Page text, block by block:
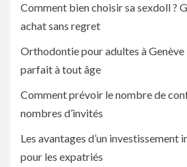
Comment bien choisir sa sexdoll ?
achat sans regret
Orthodontie pour adultes à
parfait à tout âge
Comment prévoir le nombre de
nombres d’invités
Les avantages d’un investissement
pour les expatriés